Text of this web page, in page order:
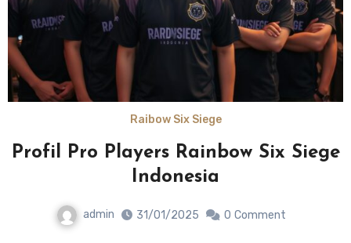
Raibow Six Siege
Profil Pro Players Rainbow Six Siege
Indonesia
admin 31/01/2025 0 Comment